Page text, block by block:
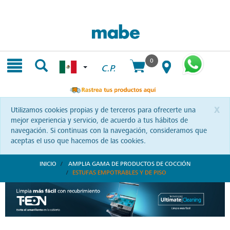
C.P.
0
x
Utilizamos cookies propias y de terceros para ofrecerte una
mejor experiencia y servicio, de acuerdo a tus hábitos de
navegación. Si continuas con la navegación, consideramos que
aceptas el uso que hacemos de las cookies.
INICIO
AMPLIA GAMA DE PRODUCTOS DE COCCIÓN
ESTUFAS EMPOTRABLES Y DE PISO